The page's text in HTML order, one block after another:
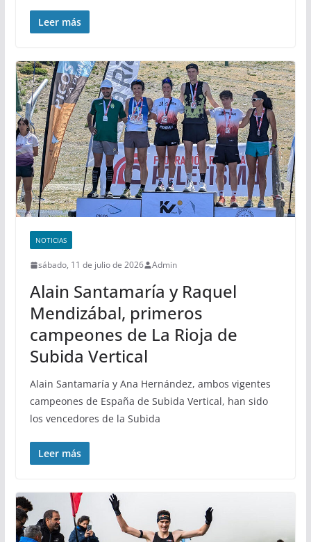
Leer más
NOTICIAS
sábado, 11 de julio de 2026 Admin
Alain Santamaría y Raquel
Mendizábal, primeros
campeones de La Rioja de
Subida Vertical
Alain Santamaría y Ana Hernández, ambos vigentes
campeones de España de Subida Vertical, han sido
los vencedores de la Subida
Leer más